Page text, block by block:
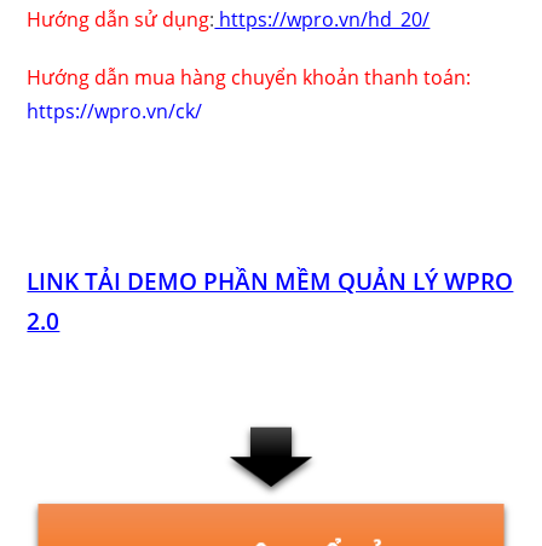
Hướng dẫn sử dụng: https://wpro.vn/hd_20/
Hướng dẫn mua hàng chuyển khoản thanh toán:
https://wpro.vn/ck/
LINK TẢI DEMO PHẦN MỀM QUẢN LÝ WPRO
2.0